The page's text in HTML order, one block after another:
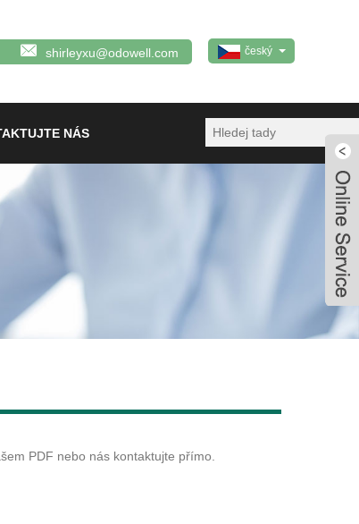
český
shirleyxu@odowell.com
NÁS
PDF nebo nás kontaktujte přímo.